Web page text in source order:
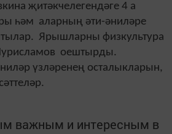
җитәкчелегендәге 4 а
һәм аларның әти-әниләре
Ярышларны физкультура
оештырды.
үзләренең осталыкларын,
важным и интересным в